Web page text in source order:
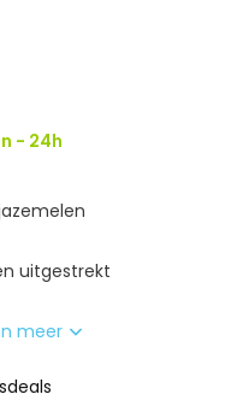
- 24h
uitgestrekt
meer